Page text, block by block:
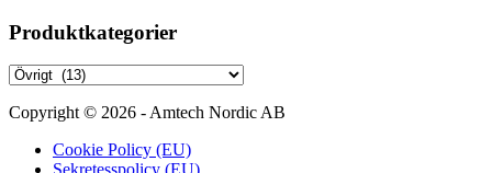
Produktkategorier
Copyright © 2026 - Amtech Nordic AB
Cookie Policy (EU)